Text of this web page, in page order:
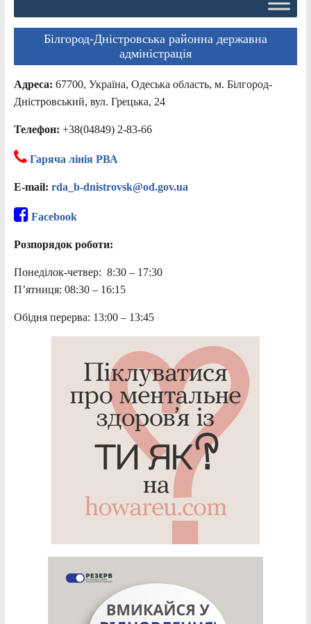
Білгород-Дністровська районна державна
адміністрація
Адреса: 67700, Україна, Одеська область, м. Білгород-
Дністровський, вул. Грецька, 24
Телефон: +38(04849) 2-83-66
Гаряча лінія РВА
E-mail: rda_b-dnistrovsk@od.gov.ua
Facebook
Розпорядок роботи:
Понеділок-четвер: 8:30 – 17:30
П’ятниця: 08:30 – 16:15
Обідня перерва: 13:00 – 13:45